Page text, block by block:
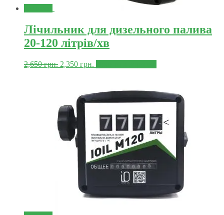
Лічильник для дизельного палива
20-120 літрів/хв
2,650грн. 2,350 грн.